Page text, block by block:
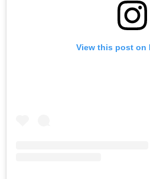
View this post on